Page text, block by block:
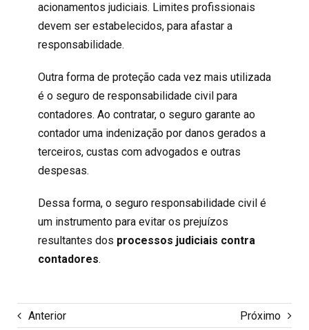
acionamentos judiciais. Limites profissionais
devem ser estabelecidos, para afastar a
responsabilidade.
Outra forma de proteção cada vez mais utilizada
é o seguro de responsabilidade civil para
contadores. Ao contratar, o seguro garante ao
contador uma indenização por danos gerados a
terceiros, custas com advogados e outras
despesas.
Dessa forma, o seguro responsabilidade civil é
um instrumento para evitar os prejuízos
resultantes dos processos judiciais contra
contadores.
Anterior Próximo